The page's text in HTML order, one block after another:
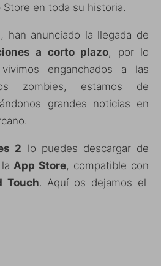
Store en toda su historia.
, han anunciado la llegada de
a corto plazo, por lo
enganchados a las
zombies, estamos de
grandes noticias en
2 lo puedes descargar de
App Store, compatible con
Touch. Aquí os dejamos el